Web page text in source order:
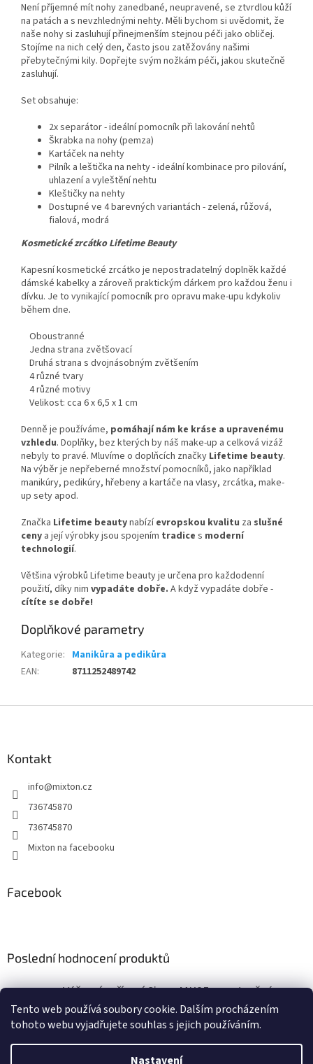
Tento web používá soubory cookie. Dalším procházením
tohoto webu vyjadřujete souhlas s jejich používáním.
Nastavení
Není příjemné mít nohy zanedbané, neupravené, se ztvrdlou kůží
na patách a s nevzhlednými nehty. Měli bychom si uvědomit, že
naše nohy si zasluhují přinejmenším stejnou péči jako obličej.
Stojíme na nich celý den, často jsou zatěžovány našimi
přebytečnými kily. Dopřejte svým nožkám péči, jakou skutečně
zasluhují.
Set obsahuje:
2x separátor - ideální pomocník při lakování nehtů
Škrabka na nohy (pemza)
Kartáček na nehty
Pilník a leštička na nehty - ideální kombinace pro pilování,
uhlazení a vyleštění nehtu
Kleštičky na nehty
Dostupné ve 4 barevných variantách - zelená, růžová,
fialová, modrá
Kosmetické zrcátko Lifetime Beauty
Kapesní kosmetické zrcátko je nepostradatelný doplněk každé
dámské kabelky a zároveň praktickým dárkem pro každou ženu i
dívku. Je to vynikající pomocník pro opravu make-upu kdykoliv
během dne.
Oboustranné
Jedna strana zvětšovací
Druhá strana s dvojnásobným zvětšením
4 různé tvary
4 různé motivy
Velikost: cca 6 x 6,5 x 1 cm
Denně je používáme, pomáhají nám ke kráse a upravenému
vzhledu. Doplňky, bez kterých by náš make-up a celková vizáž
nebyly to pravé. Mluvíme o doplňcích značky Lifetime beauty.
Na výběr je nepřeberné množství pomocníků, jako například
manikúry, pedikúry, hřebeny a kartáče na vlasy, zrcátka, make-
up sety apod.
Značka Lifetime beautynabízíevropskou kvalitu za slušné
ceny a její výrobky jsou spojením tradice s moderní
technologií.
Většina výrobků Lifetime beauty je určena pro každodenní
použití, díky nim vypadáte dobře. A když vypadáte dobře -
cítíte se dobře!
Doplňkové parametry
Kategorie: Manikůra a pedikůra
EAN: 8711252489742
Kontakt
info@mixton.cz
736745870
736745870
Mixton na facebooku
Facebook
Poslední hodnocení produktů
Výčepní zařízení Sinop MK25 s vestavěným vzduchovým kompresorem
Hodnocení produktu je 5 z 5 hvězdiček.
|